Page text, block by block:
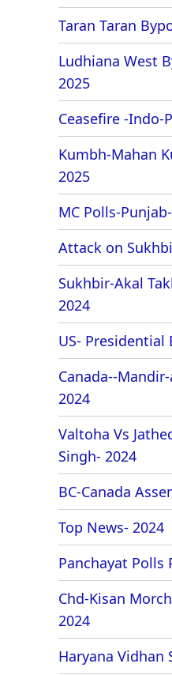
Taran Taran
Ludhiana West
2025
Ceasefire -Indo-
Kumbh-Mahan
2025
MC Polls-
Attack on
Sukhbir-Akal
2024
US- Presidential
Canada--
2024
Valtoha Vs
Singh- 2024
BC-Canada
Top News- 2024
Panchayat Polls
Chd-Kisan
2024
Haryana Vidhan